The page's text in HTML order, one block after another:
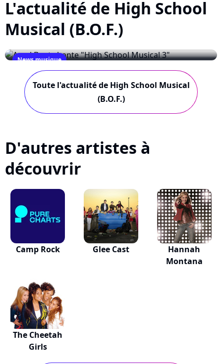
L'actualité de High School
Musical (B.O.F.)
News musique
Amel Bent chante "High School Musical 3"
September 25, 2008
Toute l'actualité de High School Musical
(B.O.F.)
D'autres artistes à
découvrir
Camp Rock Glee Cast
Hannah
Montana
The Cheetah
Girls